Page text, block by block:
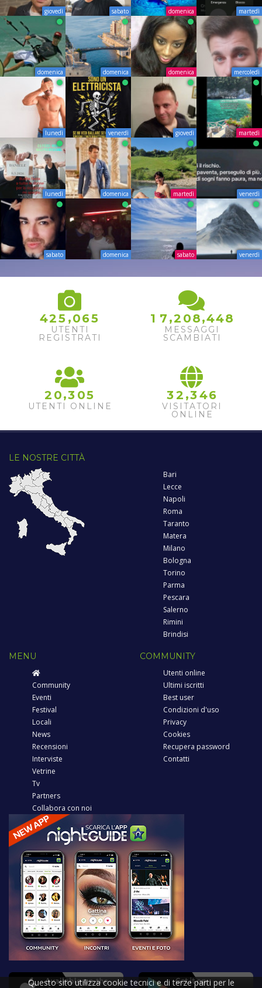
giovedì sabato domenica martedì
domenica domenica domenica mercoledì
lunedì venerdì giovedì martedì
lunedì domenica martedì venerdì
sabato domenica sabato venerdì
425 ,065
UTENTI
REGISTRATI
1 7 ,2 08,448
MESSAGGI
SCAMBIATI
2 0,3 05
UTENTI ONLINE
32 ,346
VISITATORI
ONLINE
LE NOSTRE CITTÀ
Bari
Lecce
Napoli
Roma
Taranto
Matera
Milano
Bologna
Torino
Parma
Pescara
Salerno
Rimini
Brindisi
MENU
Community
Eventi
Festival
Locali
News
Recensioni
Interviste
Vetrine
Tv
Partners
Collabora con noi
COMMUNITY
Utenti online
Ultimi iscritti
Best user
Condizioni d'uso
Privacy
Cookies
Recupera password
Contatti
Questo sito utilizza cookie tecnici e di terze parti per le